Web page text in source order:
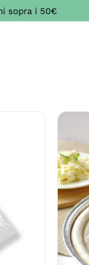
sopra i 50€